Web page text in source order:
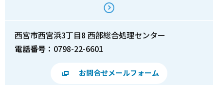
西宮市西宮浜3丁目8 西部総合処理センター
電話番号： 0798-22-6601
お問合せメールフォーム